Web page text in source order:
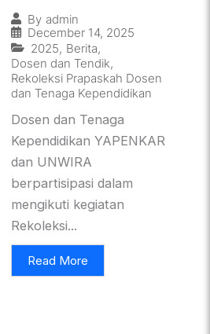
By admin
December 14, 2025
2025, Berita,
Dosen dan Tendik,
Rekoleksi Prapaskah Dosen
dan Tenaga Kependidikan
Dosen dan Tenaga
Kependidikan YAPENKAR
dan UNWIRA
berpartisipasi dalam
mengikuti kegiatan
Rekoleksi...
Read More